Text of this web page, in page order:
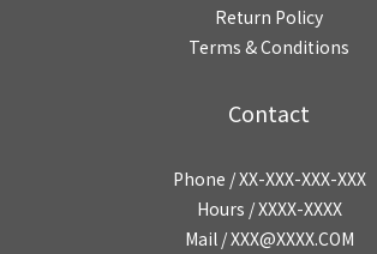
Return Policy
Terms & Conditions
Contact
Phone / XX-XXX-XXX-XXX
Hours / XXXX-XXXX
Mail / XXX@XXXX.COM